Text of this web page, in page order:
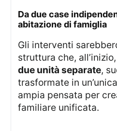
da due case indipendenti a una grande
abitazione di famiglia
Gli interventi sarebbero partiti da una
struttura che,
due unità separate,
trasformate in
ampia pensata per
familiare unificata.